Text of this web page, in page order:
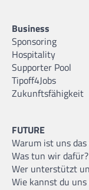
Business
Sponsoring
Hospitality
Supporter Pool
Tipoff4Jobs
Zukunftsfähigkeit
FUTURE
Warum ist uns
Was tun wir dafür?
Wer unterstützt
Wie kannst du